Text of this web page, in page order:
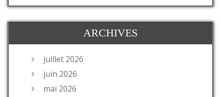
ARCHIVES
juillet 2026
juin 2026
mai 2026